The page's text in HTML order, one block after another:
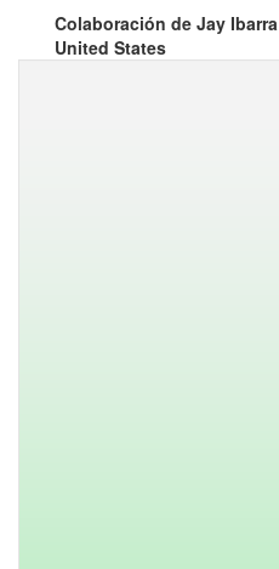
Colaboración de Jay Ibarra
United States